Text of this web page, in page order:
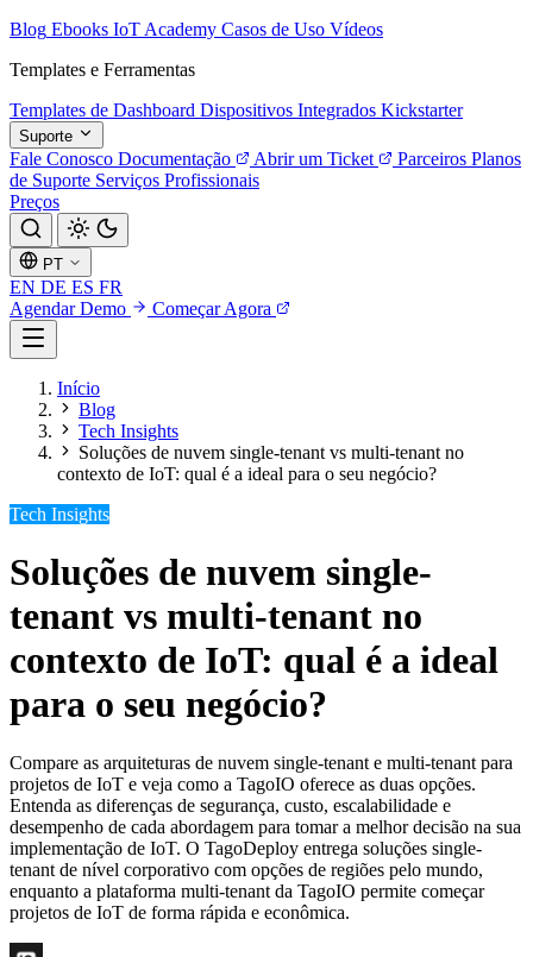
Blog Ebooks IoT Academy Casos de Uso Vídeos
Templates e Ferramentas
Templates de Dashboard Dispositivos Integrados Kickstarter
Suporte
Fale Conosco Documentação Abrir um Ticket Parceiros Planos
de Suporte Serviços Profissionais
Preços
PT
EN DE ES FR
Agendar Demo
Começar Agora
Início
Blog
Tech Insights
Soluções de nuvem single-tenant vs multi-tenant no
contexto de IoT: qual é a ideal para o seu negócio?
Tech Insights
Soluções de nuvem single-
tenant vs multi-tenant no
contexto de IoT: qual é a ideal
para o seu negócio?
Compare as arquiteturas de nuvem single-tenant e multi-tenant para
projetos de IoT e veja como a TagoIO oferece as duas opções.
Entenda as diferenças de segurança, custo, escalabilidade e
desempenho de cada abordagem para tomar a melhor decisão na sua
implementação de IoT. O TagoDeploy entrega soluções single-
tenant de nível corporativo com opções de regiões pelo mundo,
enquanto a plataforma multi-tenant da TagoIO permite começar
projetos de IoT de forma rápida e econômica.